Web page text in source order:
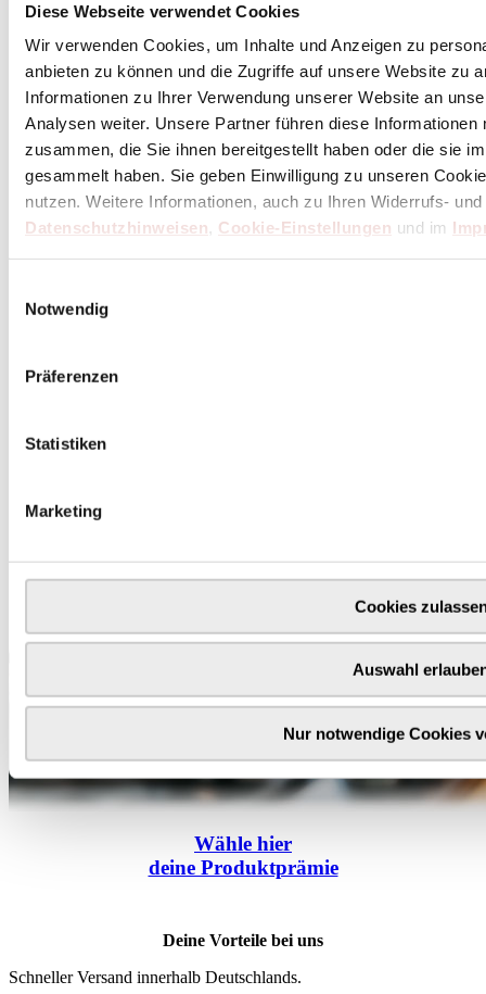
Diese Webseite verwendet Cookies
Wir verwenden Cookies, um Inhalte und Anzeigen zu
anbieten zu können und die Zugriffe auf unsere Website zu
Informationen zu Ihrer Verwendung unserer Website an
Analysen weiter. Unsere Partner führen diese
zusammen, die Sie ihnen bereitgestellt haben oder die sie
gesammelt haben. Sie geben Einwilligung zu unseren
nutzen. Weitere Informationen, auch zu Ihren Widerrufs-
Datenschutzhinweisen, Cookie-Einstellungen und im
Notwendig
Präferenzen
Statistiken
Marketing
Cookies
Auswahl
Nur notwendige Cookies
Wähle hier
deine Produktprämie
Deine Vorteile bei uns
Schneller Versand innerhalb Deutschlands.